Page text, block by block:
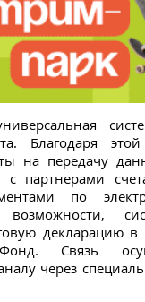
Благодаря
на передачу
с партнерами
по
декларацию
Связь
через